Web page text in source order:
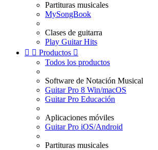
Partituras musicales
MySongBook
Clases de guitarra
Play Guitar Hits
  Productos 
Todos los productos
Software de Notación Musical
Guitar Pro 8 Win/macOS
Guitar Pro Educación
Aplicaciones móviles
Guitar Pro iOS/Android
Partituras musicales